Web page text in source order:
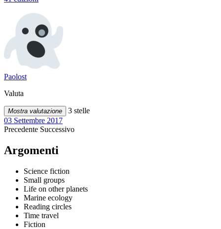
Paolost
Valuta
Mostra valutazione
3 stelle
03 Settembre 2017
Precedente Successivo
Argomenti
Science fiction
Small groups
Life on other planets
Marine ecology
Reading circles
Time travel
Fiction